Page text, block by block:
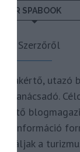
MR SPABOOK
A Szerzőről
szakértő, utazó
tanácsadó.
információ
a